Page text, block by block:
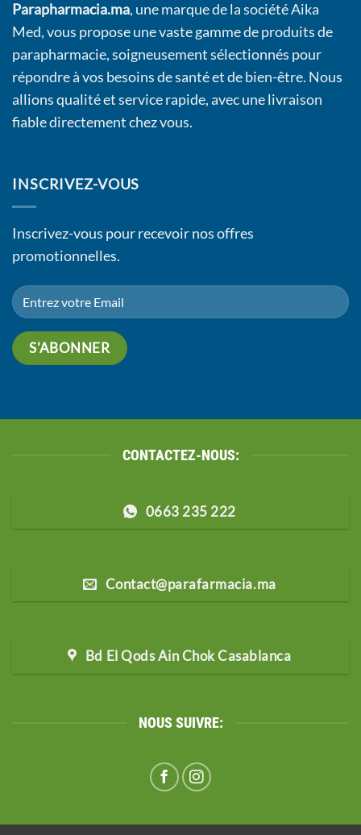
Parapharmacia.ma, une marque de la société Aika
Med, vous propose une vaste gamme de produits de
parapharmacie, soigneusement sélectionnés pour
répondre à vos besoins de santé et de bien-être. Nous
allions qualité et service rapide, avec une livraison
fiable directement chez vous.
INSCRIVEZ-VOUS
Inscrivez-vous pour recevoir nos offres
promotionnelles.
CONTACTEZ-NOUS:
0663 235 222
Contact@parafarmacia.ma
Bd El Qods Ain Chok Casablanca
NOUS SUIVRE: